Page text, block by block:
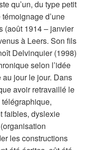
qu’un, du type petit
d’une
(août 1914 – janvier
à Leers. Son fils
Delvinquier (1998)
selon l’idée
au jour le jour. Dans
avoir retravaillé le
faibles, dyslexie
les constructions